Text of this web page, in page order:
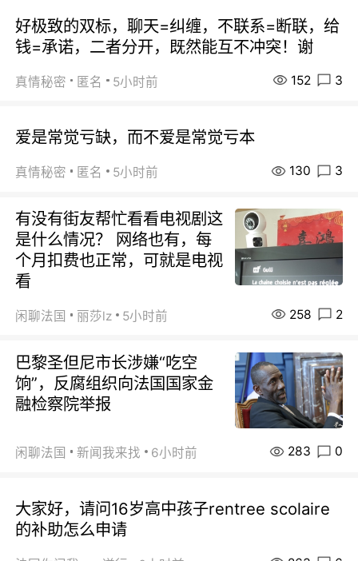
好极致的双标，聊天=纠缠，不联系=断联，给
钱=承诺，二者分开，既然能互不冲突！谢
真情秘密 匿名 5小时前 152 3
爱是常觉亏缺，而不爱是常觉亏本
真情秘密 匿名 5小时前 130 3
有没有街友帮忙看看电视剧这
是什么情况？ 网络也有，每
个月扣费也正常，可就是电视
看
闲聊法国 丽莎lz 5小时前 258 2
巴黎圣但尼市长涉嫌“吃空
饷”，反腐组织向法国国家金
融检察院举报
闲聊法国 新闻我来找 6小时前 283 0
大家好，请问16岁高中孩子rentree scolaire
的补助怎么申请